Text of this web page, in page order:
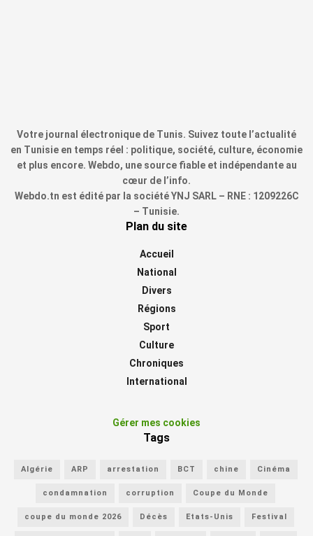
Votre journal électronique de Tunis. Suivez toute l’actualité
en Tunisie en temps réel : politique, société, culture, économie
et plus encore. Webdo, une source fiable et indépendante au
cœur de l’info.
Webdo.tn est édité par la société YNJ SARL – RNE : 1209226C
– Tunisie.
Plan du site
Accueil
National
Divers
Régions
Sport
Culture
Chroniques
International
Gérer mes cookies
Tags
Algérie ARP arrestation BCT chine Cinéma
condamnation corruption Coupe du Monde
coupe du monde 2026 Décès Etats-Unis Festival